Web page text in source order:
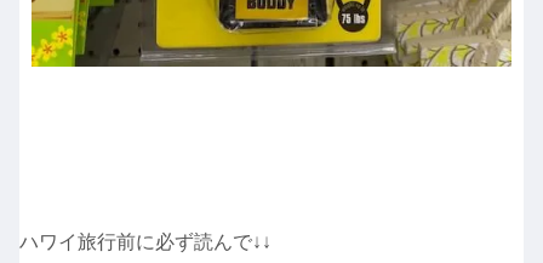
ハワイ旅行前に必ず読んで↓↓